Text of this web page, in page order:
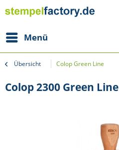
Menü
Übersicht Colop Green Line
Colop 2300 Green Line